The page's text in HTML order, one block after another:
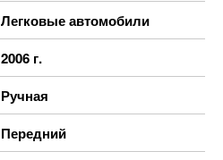
Легковые автомобили
2006 г.
Ручная
Передний